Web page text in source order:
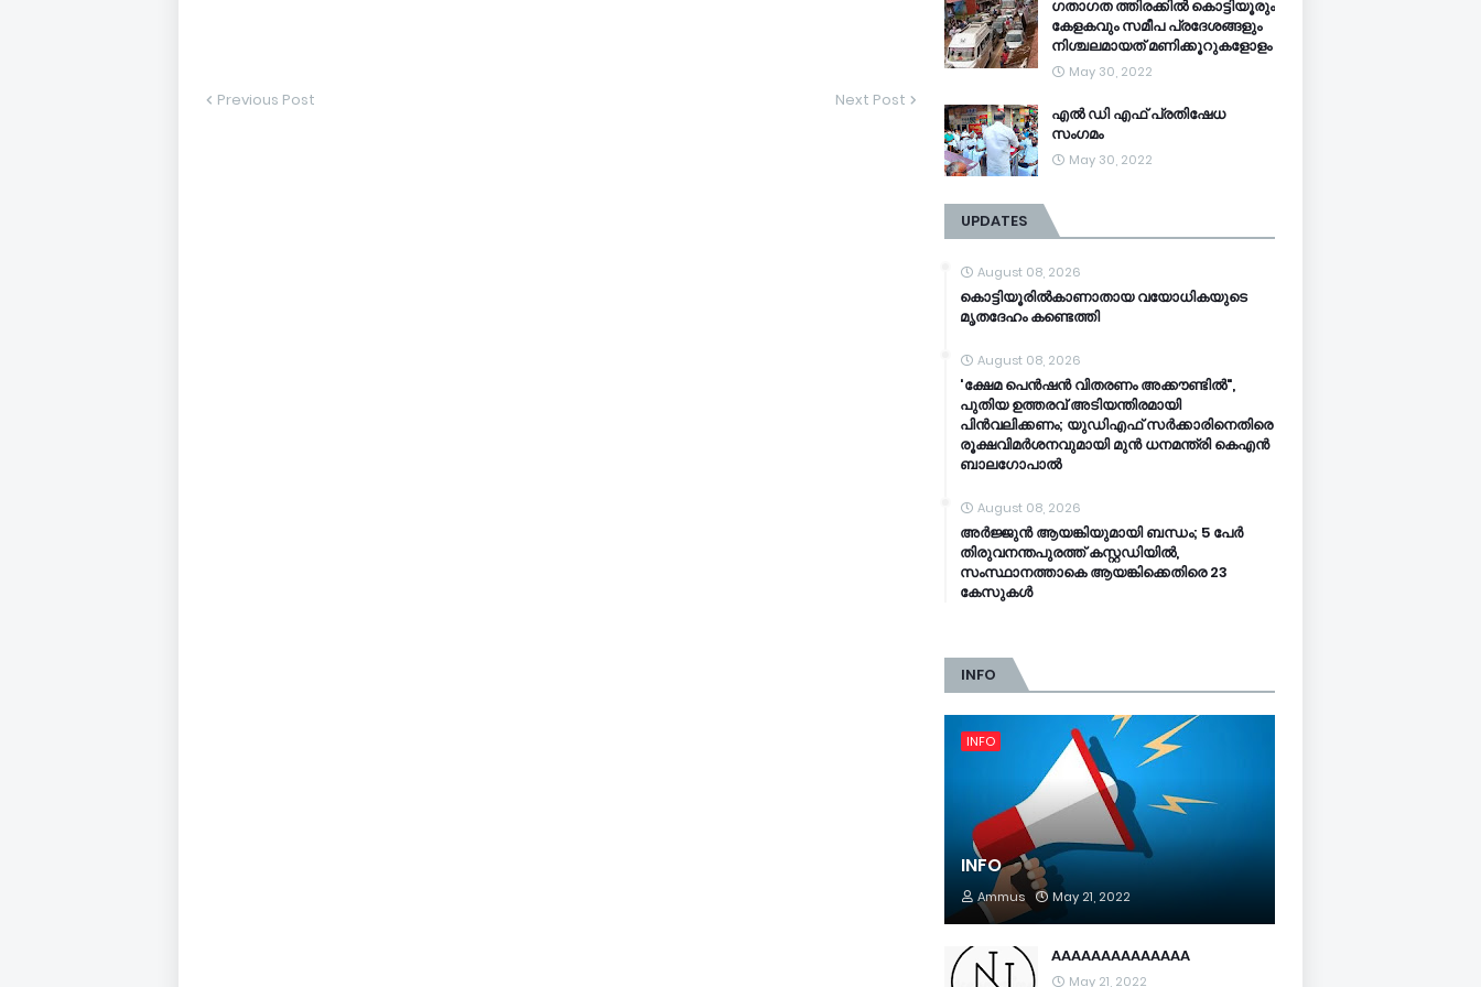
Previous Post Next Post
ഗതാഗത ത്തിരക്കിൽ കൊട്ടിയൂരും
കേളകവും സമീപ പ്രദേശങ്ങളും
നിശ്ചലമായത് മണിക്കൂറുകളോളം
May 30, 2022
എൽ ഡി എഫ് പ്രതിഷേധ
സംഗമം
May 30, 2022
UPDATES
August 08, 2026
കൊട്ടിയൂരിൽകാണാതായ വയോധികയുടെ
മൃതദേഹം കണ്ടെത്തി
August 08, 2026
'ക്ഷേമ പെൻഷൻ വിതരണം അക്കൗണ്ടില്‍",
പുതിയ ഉത്തരവ് അടിയന്തിരമായി
പിൻവലിക്കണം; യുഡിഎഫ് സര്‍ക്കാരിനെതിരെ
രൂക്ഷവിമര്‍ശനവുമായി മുൻ ധനമന്ത്രി കെഎൻ
ബാലഗോപാൽ
August 08, 2026
അർജ്ജുൻ ആയങ്കിയുമായി ബന്ധം; 5 പേർ
തിരുവനന്തപുരത്ത് കസ്റ്റഡിയിൽ,
സംസ്ഥാനത്താകെ ആയങ്കിക്കെതിരെ 23
കേസുകൾ
INFO
INFO
INFO
Ammus May 21, 2022
AAAAAAAAAAAAAA
May 21, 2022